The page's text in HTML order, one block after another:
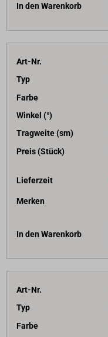
In den Warenkorb
Art-Nr.
Typ
Farbe
Winkel (°)
Tragweite (sm)
Preis (Stück)
Lieferzeit
Merken
In den Warenkorb
Art-Nr.
Typ
Farbe